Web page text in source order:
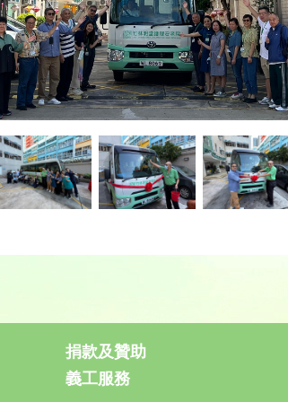
捐款及贊助
義工服務